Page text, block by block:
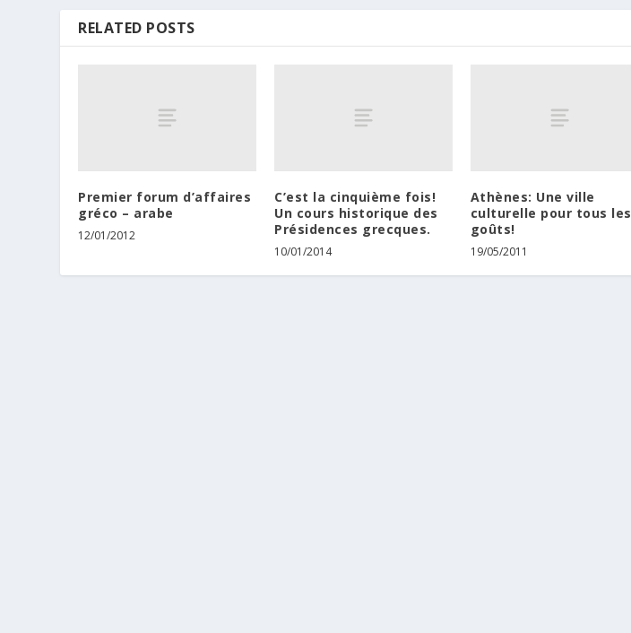
RELATED POSTS
Premier forum d’affaires
gréco – arabe
12/01/2012
C’est la cinquième fois!
Un cours historique des
Présidences grecques.
10/01/2014
Athènes: Une ville
culturelle pour tous les
goûts!
19/05/2011